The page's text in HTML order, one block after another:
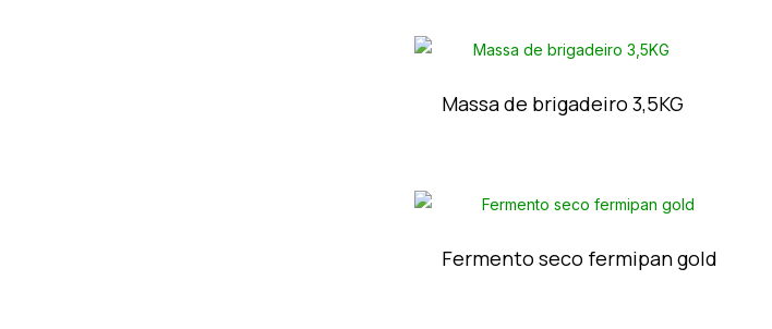
Massa de brigadeiro 3,5KG
Fermento seco fermipan gold